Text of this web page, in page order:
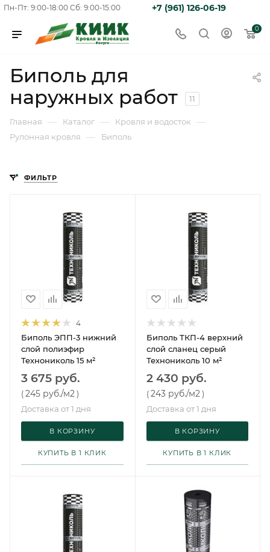
Пн-Пт: 9:00-18:00 Сб: 9:00-15:00 +7 (961) 126-06-19
0
Биполь для
наружных работ
11
Главная — Каталог — Кровля и водосток —
Рулонная кровля — Биполь
ФИЛЬТР
4
Биполь ЭПП-3 нижний
слой полиэфир
Технониколь 15 м²
3 675 руб.
(245 руб./м2 )
Доставка от 1 дня
В КОРЗИНУ
КУПИТЬ В 1 КЛИК
Биполь ТКП-4 верхний
слой сланец серый
Технониколь 10 м²
2 430 руб.
(243 руб./м2 )
Доставка от 1 дня
В КОРЗИНУ
КУПИТЬ В 1 КЛИК